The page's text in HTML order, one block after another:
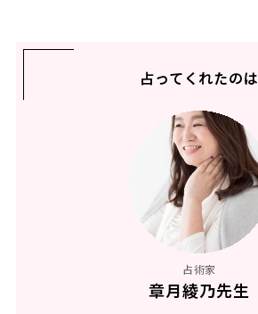
占ってくれたのは
占術家
章月綾乃先生